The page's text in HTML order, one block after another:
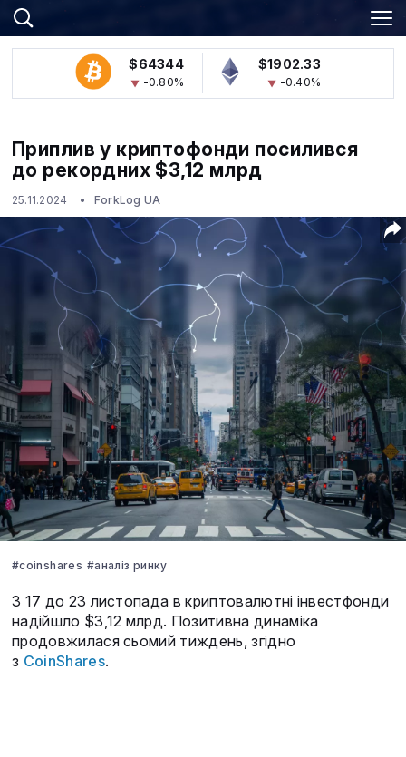
$64344
-0.80%
$1902.33
-0.40%
Приплив у криптофонди посилився
до рекордних $3,12 млрд
25.11.2024 ForkLog UA
#coinshares #аналіз ринку
З 17 до 23 листопада в криптовалютні інвестфонди
надійшло $3,12 млрд. Позитивна динаміка
продовжилася сьомий тиждень, згідно
з CoinShares.